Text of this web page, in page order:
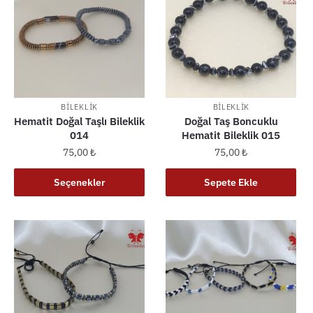
BILEKLIK
Hematit Doğal Taşlı Bileklik
014
75,00₺
Seçenekler
Bu
ürünün
fazla
varyasyonu
var.
Seçenekler
ürün
BILEKLIK
Doğal Taş Boncuklu
Hematit Bileklik 015
75,00₺
Sepete Ekle